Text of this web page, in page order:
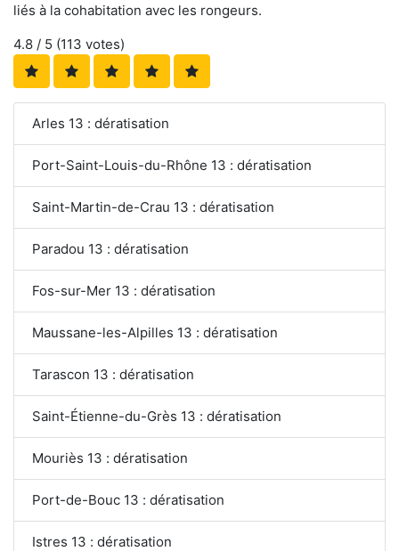
liés à la cohabitation avec les rongeurs.
4.8 / 5 (113 votes)
Arles 13 : dératisation
Port-Saint-Louis-du-Rhône 13 : dératisation
Saint-Martin-de-Crau 13 : dératisation
Paradou 13 : dératisation
Fos-sur-Mer 13 : dératisation
Maussane-les-Alpilles 13 : dératisation
Tarascon 13 : dératisation
Saint-Étienne-du-Grès 13 : dératisation
Mouriès 13 : dératisation
Port-de-Bouc 13 : dératisation
Istres 13 : dératisation